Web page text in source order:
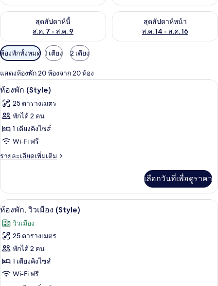
สุดสัปดาห์นี้
ส.ค. 7 - ส.ค. 9
ตรวจสอบจำนวนห้องพักว่างในสุดสัปดาห์นี้ ส.ค. 7 - ส.ค. 9
สุดสัปดาห์หน้า
ส.ค. 14 - ส.ค. 16
ตรวจสอบจำนวนห้องพักว่างใน
ตัว
กรอง
ที่
มี
ให้
สำหรับ
ห้อง
พัก
ห้องพักทั้งหมด 1 เตียง 2 เตียง
แสดงห้องพัก 20 ห้องจาก 20 ห้อง
เปิด
ภาพถ่าย
ทั้งหมด
ของ
ห้อง
พัก
ห้องพัก (Style) | มินิบาร์, ตู้นิรภัยในห้
10
ห้องพัก (Style)
25 ตารางเมตร
พักได้ 2 คน
1 เตียงคิงไซส์
Wi-Fi ฟรี
รายละเอียดเพิ่มเติม
ราย
เกี่ยว
กับ
ห้อง
(Style)
เลือกวันที่เพื่อดูราคา
เปิด
ภาพถ่าย
ทั้งหมด
ของ
ห้อง
พัก,
ห้องพัก, วิวเมือง (Style) | มินิบาร์, ตู้นิ
9
ห้องพัก, วิวเมือง (Style)
วิวเมือง
25 ตารางเมตร
พักได้ 2 คน
1 เตียงคิงไซส์
Wi-Fi ฟรี